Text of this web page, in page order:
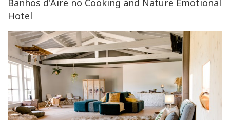
Banhos d'Aire no Cooking and Nature Emotional
Hotel